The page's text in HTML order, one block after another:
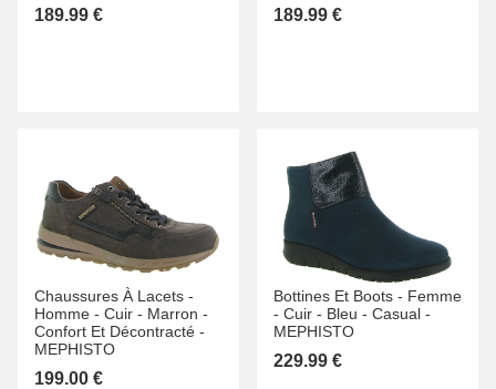
189.99 € 189.99 €
Chaussures À Lacets -
Homme - Cuir - Marron -
Confort Et Décontracté -
MEPHISTO
199.00 €
Bottines Et Boots - Femme
- Cuir - Bleu - Casual -
MEPHISTO
229.99 €